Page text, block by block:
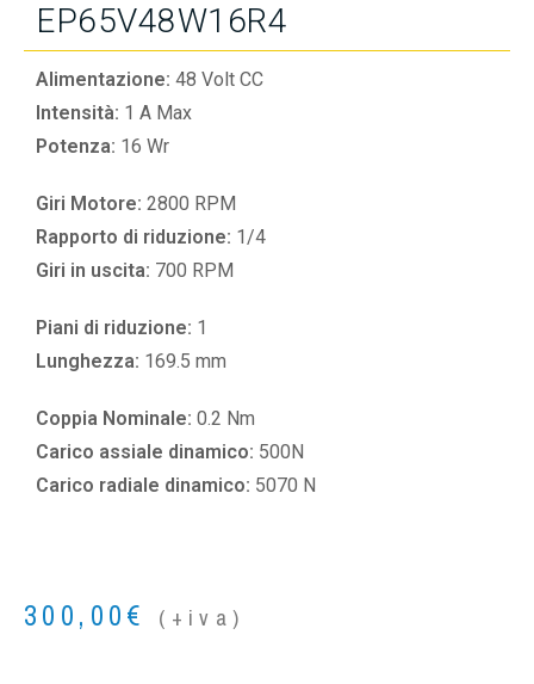
EP65V48W16R4
Alimentazione: 48 Volt CC
Intensità: 1 A Max
Potenza: 16 Wr
Giri Motore: 2800 RPM
Rapporto di riduzione: 1/4
Giri in uscita: 700 RPM
Piani di riduzione: 1
Lunghezza: 169.5 mm
Coppia Nominale: 0.2 Nm
Carico assiale dinamico: 500N
Carico radiale dinamico: 5070 N
300,00€ (+iva)